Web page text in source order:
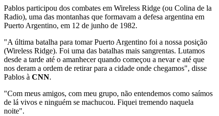
Pablos participou dos combates em Wireless Ridge (ou Colina de la
Radio), uma das montanhas que formavam a defesa argentina em
Puerto Argentino, em 12 de junho de 1982.
"A última batalha para tomar Puerto Argentino foi a nossa posição
(Wireless Ridge). Foi uma das batalhas mais sangrentas. Lutamos
desde a tarde até o amanhecer quando começou a nevar e até que
nos deram a ordem de retirar para a cidade onde chegamos", disse
Pablos à CNN.
"Com meus amigos, com meu grupo, não entendemos como saímos
de lá vivos e ninguém se machucou. Fiquei tremendo naquela
noite".